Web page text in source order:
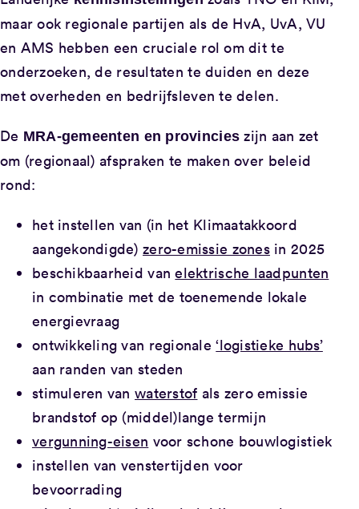
maar ook regionale partijen als de HvA, UvA, VU
en AMS hebben een cruciale rol om dit te
onderzoeken, de resultaten te duiden en deze
met overheden en bedrijfsleven te delen.
De MRA-gemeenten en provincies zijn aan zet
om (regionaal) afspraken te maken over beleid
rond:
het instellen van (in het Klimaatakkoord
aangekondigde)zero-emissie zonesin 2025
beschikbaarheid vanelektrische laadpunten
in combinatie met de toenemende lokale
energievraag
ontwikkeling van regionale‘logistieke hubs’
aan randen van steden
stimuleren vanwaterstof als zero emissie
brandstof op (middel)lange termijn
vergunning-eisen voor schone bouwlogistiek
instellen van venstertijden voor
bevoorrading